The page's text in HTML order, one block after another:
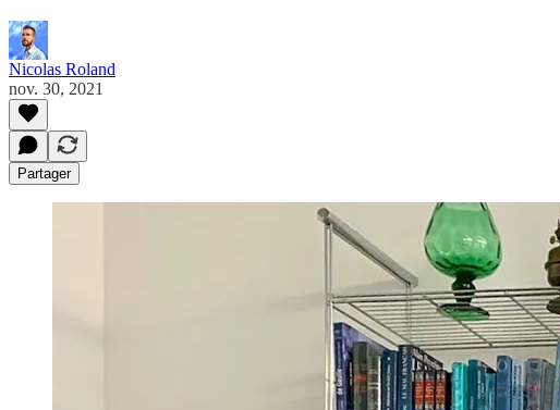
Nicolas Roland
nov. 30, 2021
Partager